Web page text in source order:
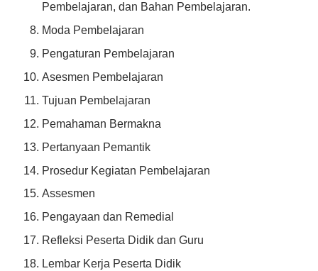
Pembelajaran, dan Bahan Pembelajaran.
Moda Pembelajaran
Pengaturan Pembelajaran
Asesmen Pembelajaran
Tujuan Pembelajaran
Pemahaman Bermakna
Pertanyaan Pemantik
Prosedur Kegiatan Pembelajaran
Assesmen
Pengayaan dan Remedial
Refleksi Peserta Didik dan Guru
Lembar Kerja Peserta Didik